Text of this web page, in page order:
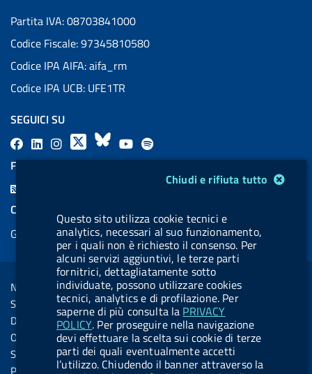
Chiudi e rifiuta tutto
Questo sito utilizza cookie tecnici e
analytics, necessari al suo funzionamento,
per i quali non è richiesto il consenso. Per
alcuni servizi aggiuntivi, le terze parti
fornitrici, dettagliatamente sotto
individuate, possono utilizzare cookies
tecnici, analytics e di profilazione. Per
saperne di più consulta la PRIVACY
POLICY. Per proseguire nella navigazione
devi effettuare la scelta sui cookie di terze
parti dei quali eventualmente accetti
l’utilizzo. Chiudendo il banner attraverso la
Partita IVA: 08703841000
Codice Fiscale: 97345810580
Codice IPA AIFA: aifa_rm
Codice IPA UCB: UFE1TR
SEGUICI SU
F
a
L
i
a
l
.
b
u
t
t
o
n
.
X
B
l
s
k
y
Y
o
u
b
e
l
a
l
.
b
u
t
t
o
n
FEED RSS
COOKIES
Gestione cookie
Sezione Link Utili
Note legali
Social Media Policy
Dichiarazione di accessibilità
Obiettivi di accessibilità
Statistiche sito